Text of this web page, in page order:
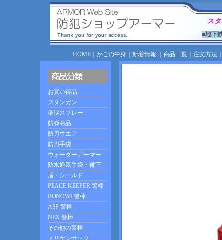
ス
■地下
HOME｜ かごの中身｜ 新着情報 商品一覧｜ 注文方法